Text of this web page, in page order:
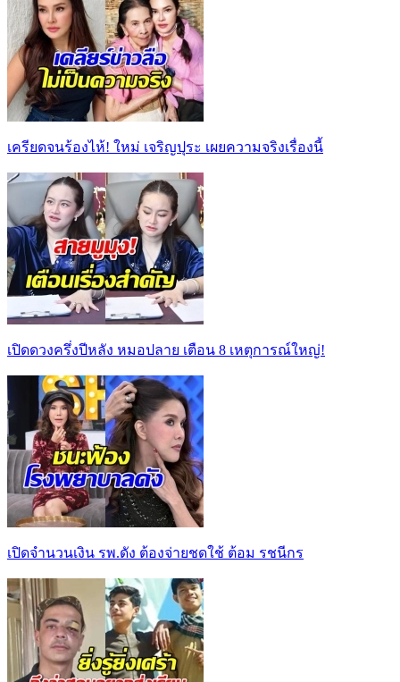
เครียดจนร้องไห้! ใหม่ เจริญปุระ เผยความจริงเรื่องนี้
เปิดดวงครึ่งปีหลัง หมอปลาย เตือน 8 เหตุการณ์ใหญ่!
เปิดจำนวนเงิน รพ.ดัง ต้องจ่ายชดใช้ ต้อม รชนีกร